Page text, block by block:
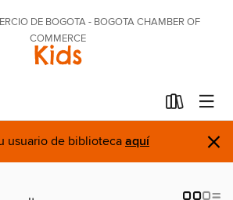
DE BOGOTA - BOGOTA CHAMBER OF
COMMERCE
Kids
usuario de biblioteca aquí ×